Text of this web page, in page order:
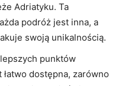
Adriatyku. Ta
podróż jest inna, a
swoją unikalnością.
punktów
dostępna, zarówno